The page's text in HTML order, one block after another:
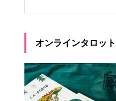
オンラインタロッ